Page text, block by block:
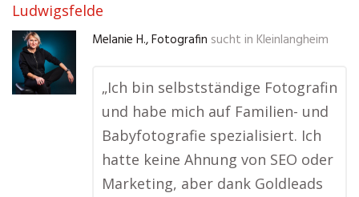
Ludwigsfelde
Melanie H., Fotografin sucht in Kleinlangheim
„Ich bin selbstständige Fotografin
und habe mich auf Familien- und
Babyfotografie spezialisiert. Ich
hatte keine Ahnung von SEO oder
Marketing, aber dank Goldleads